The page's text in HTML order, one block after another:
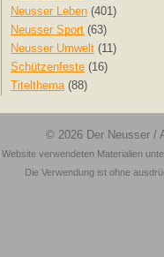
Neusser Leben (401)
Neusser Sport (63)
Neusser Umwelt (11)
Schützenfeste (16)
Titelthema(88)
© 2026 Der Neusser /
verwendeten Materialien
Die Verwendung ist ohne